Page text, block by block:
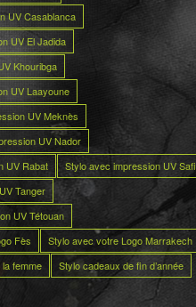
UV Casablanca
UV El Jadida
Khouribga
UV Laayoune
UV Meknès
UV Nador
UV Rabat
Stylo avec impression UV Safi
Tanger
UV Tétouan
Fès
Stylo avec votre Logo Marrakech
femme
Stylo cadeaux de fin d’année